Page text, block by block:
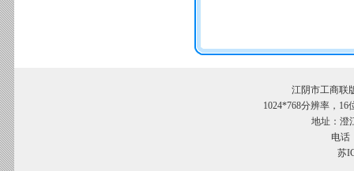
江阴市工商联
1024*768分辨率，
地址：澄
电话
苏